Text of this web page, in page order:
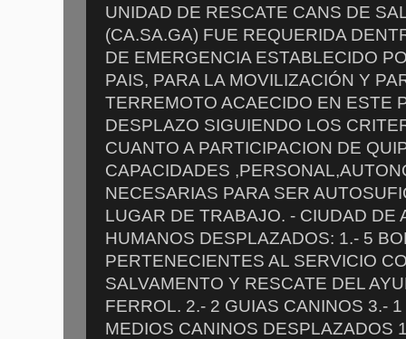
UNIDAD DE RESCATE CANS DE
(CA.SA.GA) FUE REQUERIDA
DE EMERGENCIA ESTABLECIDO
PAIS, PARA LA MOVILIZACIÓN Y
TERREMOTO ACAECIDO EN ESTE
DESPLAZO SIGUIENDO LOS
CUANTO A PARTICIPACION DE
CAPACIDADES
NECESARIAS PARA SER
LUGAR DE TRABAJO. - CIUDAD DE
HUMANOS DESPLAZADOS: 1.- 5
PERTENECIENTES AL SERVICIO
SALVAMENTO Y RESCATE DEL
FERROL. 2.- 2 GUIAS CANINOS 3.-
MEDIOS CANINOS DESPLAZADOS